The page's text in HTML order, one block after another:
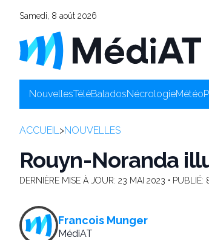
Samedi, 8 août 2026
NouvellesTéléBaladosNécrologieMétéo
ACCUEIL>NOUVELLES
Rouyn-Noranda
DERNIÈRE MISE À JOUR: 23 MAI 2023 • PUBLIÉ:
Francois Munger
MédiAT